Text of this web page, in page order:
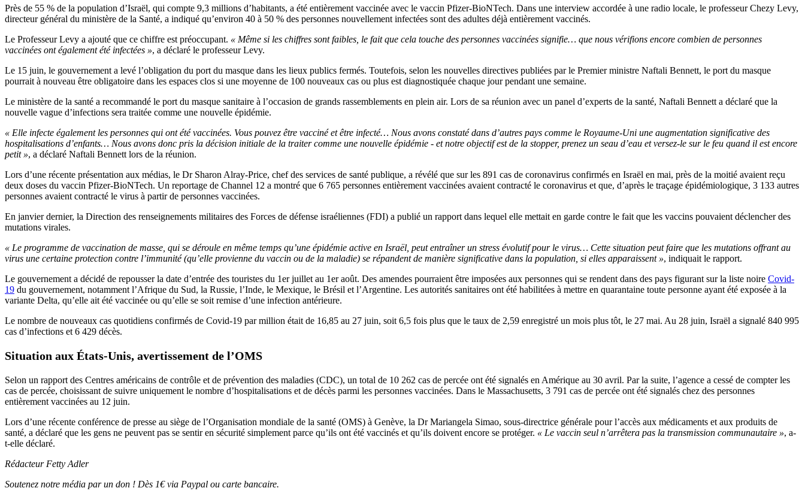
Près de 55 % de la population d’Israël, qui compte 9,3 millions d’habitants, a été entièrement vaccinée avec le vaccin Pfizer-BioNTech. Dans une interview accordée à une radio locale, le professeur Chezy Levy,
directeur général du ministère de la Santé, a indiqué qu’environ 40 à 50 % des personnes nouvellement infectées sont des adultes déjà entièrement vaccinés.
Le Professeur Levy a ajouté que ce chiffre est préoccupant. « Même si les chiffres sont faibles, le fait que cela touche des personnes vaccinées signifie… que nous vérifions encore combien de personnes
vaccinées ont également été infectées », a déclaré le professeur Levy.
Le 15 juin, le gouvernement a levé l’obligation du port du masque dans les lieux publics fermés. Toutefois, selon les nouvelles directives publiées par le Premier ministre Naftali Bennett, le port du masque
pourrait à nouveau être obligatoire dans les espaces clos si une moyenne de 100 nouveaux cas ou plus est diagnostiquée chaque jour pendant une semaine.
Le ministère de la santé a recommandé le port du masque sanitaire à l’occasion de grands rassemblements en plein air. Lors de sa réunion avec un panel d’experts de la santé, Naftali Bennett a déclaré que la
nouvelle vague d’infections sera traitée comme une nouvelle épidémie.
« Elle infecte également les personnes qui ont été vaccinées. Vous pouvez être vacciné et être infecté… Nous avons constaté dans d’autres pays comme le Royaume-Uni une augmentation significative des
hospitalisations d’enfants… Nous avons donc pris la décision initiale de la traiter comme une nouvelle épidémie - et notre objectif est de la stopper, prenez un seau d’eau et versez-le sur le feu quand il est encore
petit », a déclaré Naftali Bennett lors de la réunion.
Lors d’une récente présentation aux médias, le Dr Sharon Alray-Price, chef des services de santé publique, a révélé que sur les 891 cas de coronavirus confirmés en Israël en mai, près de la moitié avaient reçu
deux doses du vaccin Pfizer-BioNTech. Un reportage de Channel 12 a montré que 6 765 personnes entièrement vaccinées avaient contracté le coronavirus et que, d’après le traçage épidémiologique, 3 133 autres
personnes avaient contracté le virus à partir de personnes vaccinées.
En janvier dernier, la Direction des renseignements militaires des Forces de défense israéliennes (FDI) a publié un rapport dans lequel elle mettait en garde contre le fait que les vaccins pouvaient déclencher des
mutations virales.
« Le programme de vaccination de masse, qui se déroule en même temps qu’une épidémie active en Israël, peut entraîner un stress évolutif pour le virus… Cette situation peut faire que les mutations offrant au
virus une certaine protection contre l’immunité (qu’elle provienne du vaccin ou de la maladie) se répandent de manière significative dans la population, si elles apparaissent », indiquait le rapport.
Le gouvernement a décidé de repousser la date d’entrée des touristes du 1er juillet au 1er août. Des amendes pourraient être imposées aux personnes qui se rendent dans des pays figurant sur la liste noire Covid-
19 du gouvernement, notamment l’Afrique du Sud, la Russie, l’Inde, le Mexique, le Brésil et l’Argentine. Les autorités sanitaires ont été habilitées à mettre en quarantaine toute personne ayant été exposée à la
variante Delta, qu’elle ait été vaccinée ou qu’elle se soit remise d’une infection antérieure.
Le nombre de nouveaux cas quotidiens confirmés de Covid-19 par million était de 16,85 au 27 juin, soit 6,5 fois plus que le taux de 2,59 enregistré un mois plus tôt, le 27 mai. Au 28 juin, Israël a signalé 840 995
cas d’infections et 6 429 décès.
Situation aux États-Unis, avertissement de l’OMS
Selon un rapport des Centres américains de contrôle et de prévention des maladies (CDC), un total de 10 262 cas de percée ont été signalés en Amérique au 30 avril. Par la suite, l’agence a cessé de compter les
cas de percée, choisissant de suivre uniquement le nombre d’hospitalisations et de décès parmi les personnes vaccinées. Dans le Massachusetts, 3 791 cas de percée ont été signalés chez des personnes
entièrement vaccinées au 12 juin.
Lors d’une récente conférence de presse au siège de l’Organisation mondiale de la santé (OMS) à Genève, la Dr Mariangela Simao, sous-directrice générale pour l’accès aux médicaments et aux produits de
santé, a déclaré que les gens ne peuvent pas se sentir en sécurité simplement parce qu’ils ont été vaccinés et qu’ils doivent encore se protéger. « Le vaccin seul n’arrêtera pas la transmission communautaire », a-
t-elle déclaré.
RédacteurFetty Adler
Soutenez notre média par un don ! Dès 1€ via Paypal ou carte bancaire.